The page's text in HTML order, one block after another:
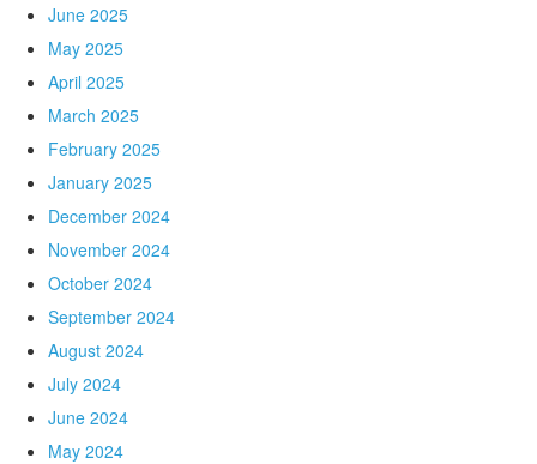
June 2025
May 2025
April 2025
March 2025
February 2025
January 2025
December 2024
November 2024
October 2024
September 2024
August 2024
July 2024
June 2024
May 2024